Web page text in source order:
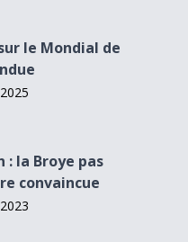
le Mondial de
: la Broye pas
convaincue